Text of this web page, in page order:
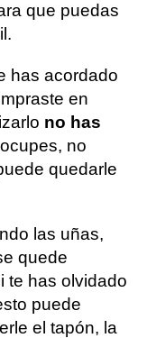
que puedas
has acordado
en
no has
no
quedarle
las uñas,
quede
te has olvidado
puede
el tapón, la